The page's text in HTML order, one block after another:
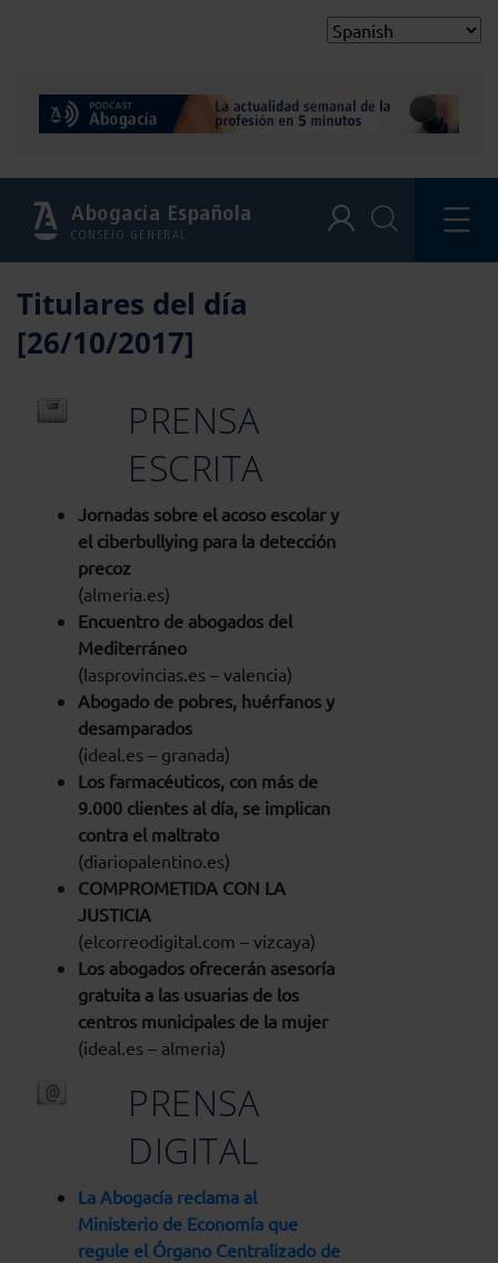
Abogacía Española
CONSEJO GENERAL
Titulares del día
[26/10/2017]
PRENSA
ESCRITA
Jornadas sobre el acoso escolar y
el ciberbullying para la detección
precoz
(almeria.es)
Encuentro de abogados del
Mediterráneo
(lasprovincias.es – valencia)
Abogado de pobres, huérfanos y
desamparados
(ideal.es – granada)
Los farmacéuticos, con más de
9.000 clientes al día, se implican
contra el maltrato
(diariopalentino.es)
COMPROMETIDA CON LA
JUSTICIA
(elcorreodigital.com – vizcaya)
Los abogados ofrecerán asesoría
gratuita a las usuarias de los
centros municipales de la mujer
(ideal.es – almeria)
PRENSA
DIGITAL
La Abogacía reclama al
Ministerio de Economía que
regule el Órgano Centralizado de